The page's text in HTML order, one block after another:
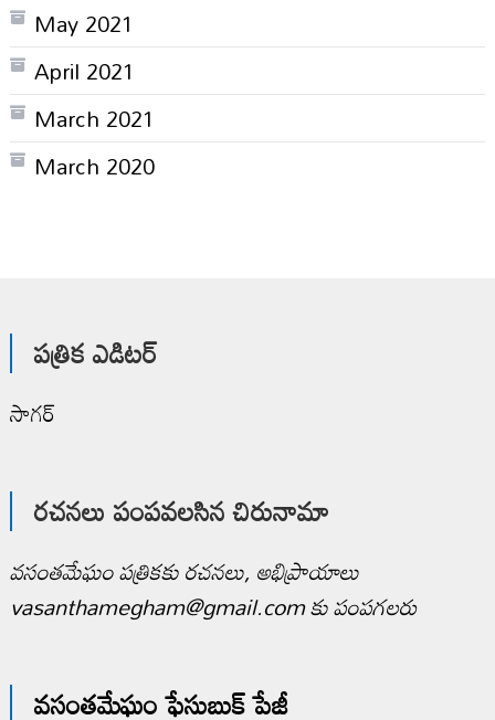
May 2021
April 2021
March 2021
March 2020
పత్రిక ఎడిటర్
సాగర్
రచనలు పంపవలసిన చిరునామా
వసంతమేఘం పత్రికకు రచనలు, అభిప్రాయాలు
vasanthamegham@gmail.com కు పంపగలరు
వసంతమేఘం ఫేసుబుక్ పేజీ